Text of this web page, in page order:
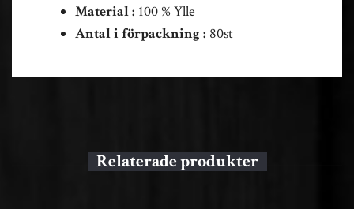
Material : 100 % Ylle
Antal i förpackning : 80st